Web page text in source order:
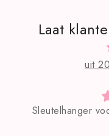
Laat
uit
voor aan tas met